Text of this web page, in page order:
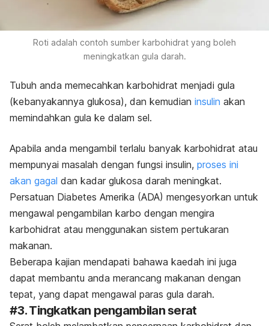
Roti adalah contoh sumber karbohidrat yang boleh
meningkatkan gula darah.
Tubuh anda memecahkan karbohidrat menjadi gula
(kebanyakannya glukosa), dan kemudian insulin akan
memindahkan gula ke dalam sel.
Apabila anda mengambil terlalu banyak karbohidrat atau
mempunyai masalah dengan fungsi insulin, proses ini
akan gagal dan kadar glukosa darah meningkat.
Persatuan Diabetes Amerika (ADA) mengesyorkan untuk
mengawal pengambilan karbo dengan mengira
karbohidrat atau menggunakan sistem pertukaran
makanan.
Beberapa kajian mendapati bahawa kaedah ini juga
dapat membantu anda merancang makanan dengan
tepat, yang dapat mengawal paras gula darah.
#3. Tingkatkan pengambilan serat